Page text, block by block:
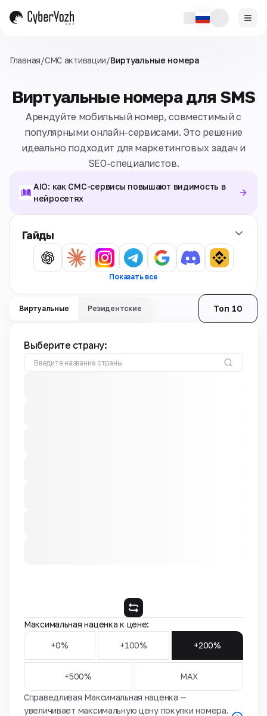
Главная/СМС активации/Виртуальные номера
Виртуальные номера для SMS
Арендуйте мобильный номер, совместимый с
популярными онлайн-сервисами. Это решение
идеально подходит для маркетинговых задач и
SEO-специалистов.
AIO: как СМС-сервисы повышают видимость в
нейросетях
Гайды
Показать все
Виртуальные Резидентские Топ 10
Выберите страну:
Максимальная наценка к цене:
+0% +100% +200%
+500% MAX
Справедливая Максимальная наценка —
увеличивает максимальную цену покупки номера.